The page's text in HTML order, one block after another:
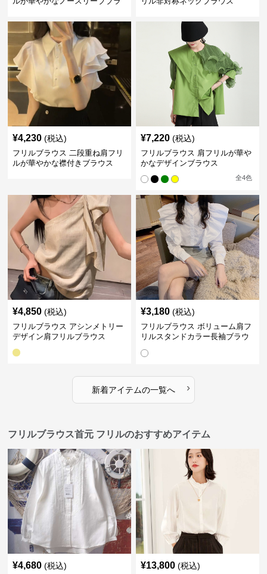
¥4,230 (税込)
フリルブラウス 二段重ね肩フリ
ルが華やかな襟付きブラウス
¥7,220 (税込)
フリルブラウス 肩フリルが華や
かなデザインブラウス
全4色
¥4,850 (税込)
フリルブラウス アシンメトリー
デザイン肩フリルブラウス
¥3,180 (税込)
フリルブラウス ボリューム肩フ
リルスタンドカラー長袖ブラウ
新着アイテムの一覧へ ›
フリルブラウス首元 フリルのおすすめアイテム
¥4,680 (税込) ¥13,800 (税込)